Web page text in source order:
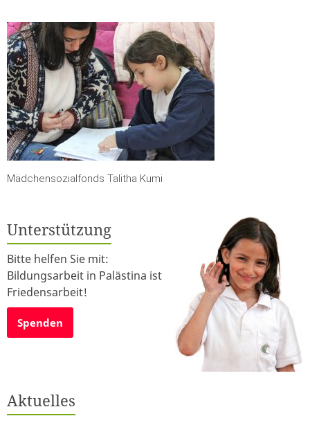
Mädchensozialfonds Talitha Kumi
Unterstützung
Bitte helfen Sie mit:
Bildungsarbeit in Palästina ist
Friedensarbeit!
Spenden
Aktuelles